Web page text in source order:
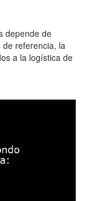
depende de
referencia, la
a la logística de